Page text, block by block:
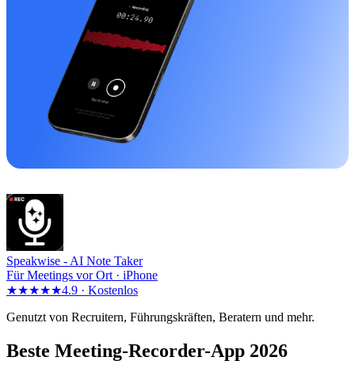
Speakwise - AI Note Taker
Für Meetings vor Ort · iPhone
★★★★★4.9 · Kostenlos
Genutzt von Recruitern, Führungskräften, Beratern und mehr.
Beste Meeting-Recorder-App 2026